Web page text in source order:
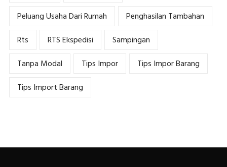
Peluang Usaha Dari Rumah
Penghasilan Tambahan
Rts
RTS Ekspedisi
Sampingan
Tanpa Modal
Tips Impor
Tips Impor Barang
Tips Import Barang